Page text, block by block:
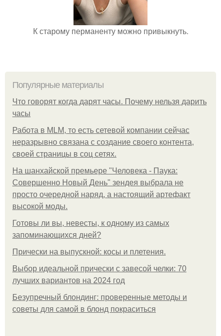
К старому перманенту можно привыкнуть.
Популярные материалы
Что говорят когда дарят часы. Почему нельзя дарить
часы
Работа в MLM, то есть сетевой компании сейчас
неразрывно связана с создание своего контента,
своей страницы в соц сетях.
На шанхайской премьере "Человека - Паука:
Совершенно Новый День" зендея выбрала не
просто очередной наряд, а настоящий артефакт
высокой моды.
Готовы ли вы, невесты, к одному из самых
запоминающихся дней?
Прически на выпускной: косы и плетения.
Выбор идеальной прически с завесой челки: 70
лучших вариантов на 2024 год
Безупречный блондинг: проверенные методы и
советы для самой в блонд покраситься